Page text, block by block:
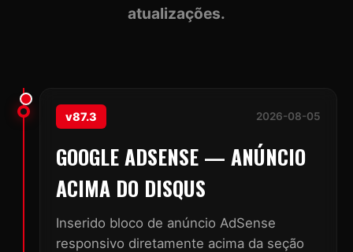
atualizações.
v87.3 2026-08-05
GOOGLE ADSENSE — ANÚNCIO
ACIMA DO DISQUS
Inserido bloco de anúncio AdSense
responsivo diretamente acima da seção